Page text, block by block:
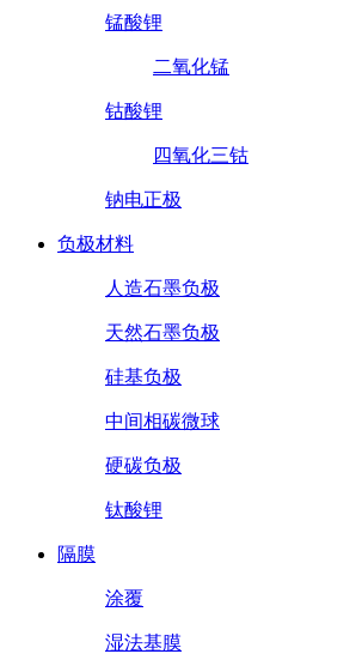
锰酸锂
二氧化锰
钴酸锂
四氧化三钴
钠电正极
负极材料
人造石墨负极
天然石墨负极
硅基负极
中间相碳微球
硬碳负极
钛酸锂
隔膜
涂覆
湿法基膜